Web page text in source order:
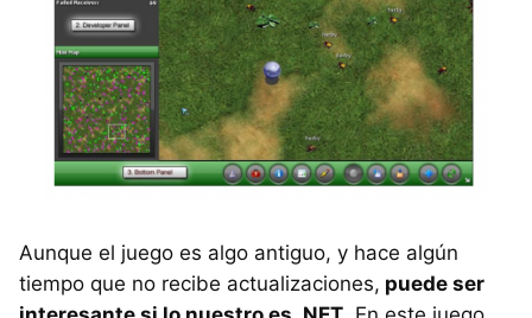
Aunque el juego es algo antiguo, y hace algún
tiempo que no recibe actualizaciones, puede ser